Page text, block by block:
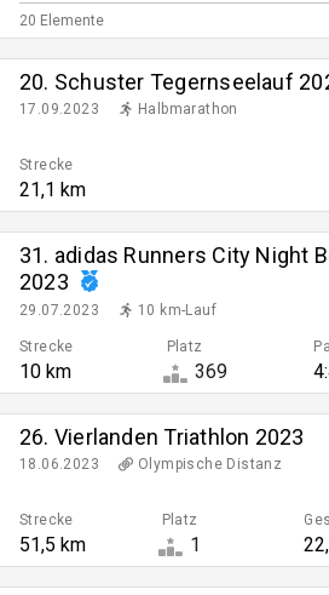
20 Elemente
20. Schuster Tegernseelauf
17.09.2023 Halbmarathon
Strecke
21,1 km
31. adidas Runners City Night
2023
29.07.2023 10 km-Lauf
Strecke
10 km
Platz
369
26. Vierlanden Triathlon 2023
18.06.2023 Olympische Distanz
Strecke
51,5 km
Platz
1